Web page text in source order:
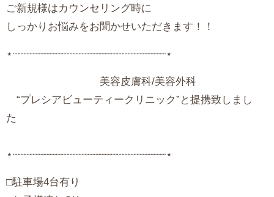
ご新規様はカウンセリング時に
しっかりお悩みをお聞かせいただきます！！
⋆┈┈┈┈┈┈┈┈┈┈┈┈┈┈┈┈┈┈┈┈┈┈┈┈┈⋆
美容皮膚科/美容外科
“プレシアビューティークリニック”と提携致しまし
⋆┈┈┈┈┈┈┈┈┈┈┈┈┈┈┈┈┈┈┈┈┈┈┈┈┈⋆
‪□駐車場4台有り